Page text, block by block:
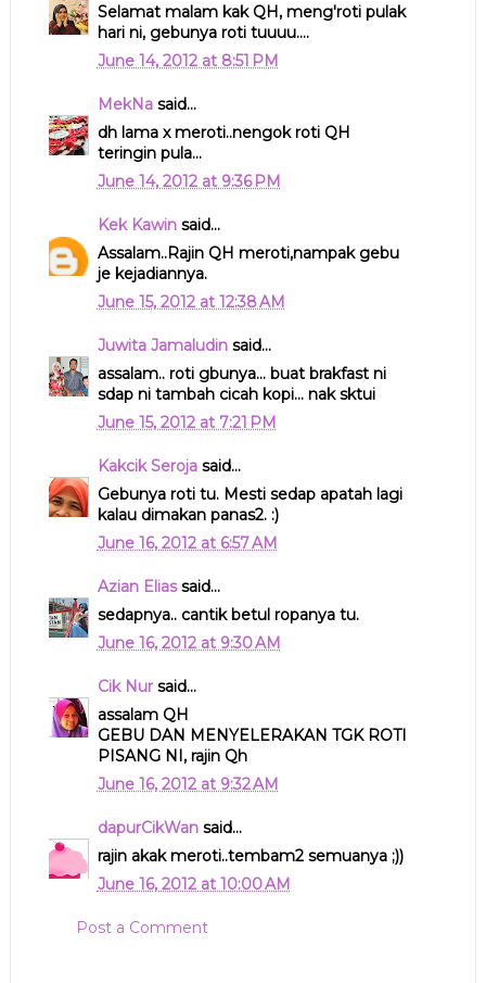
Selamat malam kak QH, meng'roti pulak
hari ni, gebunya roti tuuuu....
June 14, 2012 at 8:51 PM
MekNasaid...
dh lama x meroti..nengok roti QH
teringin pula...
June 14, 2012 at 9:36 PM
Kek Kawinsaid...
Assalam..Rajin QH meroti,nampak gebu
je kejadiannya.
June 15, 2012 at 12:38 AM
Juwita Jamaludinsaid...
assalam.. roti gbunya... buat brakfast ni
sdap ni tambah cicah kopi... nak sktui
June 15, 2012 at 7:21 PM
Kakcik Serojasaid...
Gebunya roti tu. Mesti sedap apatah lagi
kalau dimakan panas2. :)
June 16, 2012 at 6:57 AM
Azian Eliassaid...
sedapnya.. cantik betul ropanya tu.
June 16, 2012 at 9:30 AM
Cik Nursaid...
assalam QH
GEBU DAN MENYELERAKAN TGK ROTI
PISANG NI, rajin Qh
June 16, 2012 at 9:32 AM
dapurCikWansaid...
rajin akak meroti..tembam2 semuanya ;))
June 16, 2012 at 10:00 AM
Post a Comment